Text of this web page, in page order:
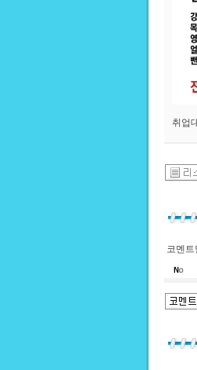
취업
코멘